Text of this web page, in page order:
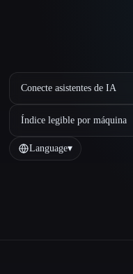
Conecte asistentes de IA
Índice legible por máquina
Language▾